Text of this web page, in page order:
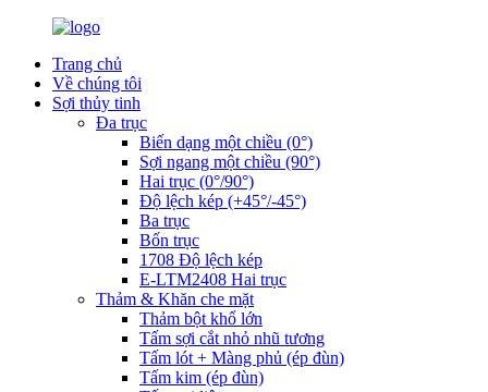
Trang chủ
Về chúng tôi
Sợi thủy tinh
Đa trục
Biến dạng một chiều (0°)
Sợi ngang một chiều (90°)
Hai trục (0°/90°)
Độ lệch kép (+45°/-45°)
Ba trục
Bốn trục
1708 Độ lệch kép
E-LTM2408 Hai trục
Thảm & Khăn che mặt
Thảm bột khổ lớn
Tấm sợi cắt nhỏ nhũ tương
Tấm lót + Màng phủ (ép đùn)
Tấm kim (ép đùn)